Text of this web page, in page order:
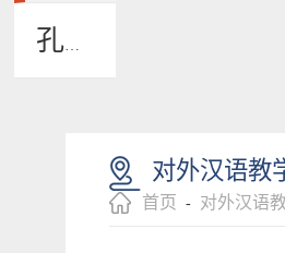
对外汉语教
首页 - 对外汉语